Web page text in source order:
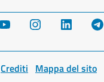
YouTube Instagram LinkedIn
Crediti Mappa del sito